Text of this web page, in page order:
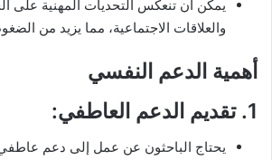
يمكن أن تنعكس التحديات المهنية على
والعلاقات الاجتماعية، مما يزيد من
أهمية الدعم النفسي
1. تقديم الدعم العاطفي:
يحتاج الباحثون عن عمل إلى دعم عاطفي